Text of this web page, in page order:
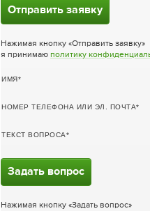
Отправить заявку
Нажимая кнопку «Отправить заявку»
я принимаю политику
ИМЯ
НОМЕР ТЕЛЕФОНА ИЛИ ЭЛ. ПОЧТА
ТЕКСТ ВОПРОСА
Задать вопрос
Нажимая кнопку «Задать вопрос»